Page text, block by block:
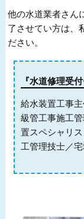
他の水道業者さん
了させてい方は、
ださい。
『水道修理受
給水装置工事
級管工事施工
置スペシャリ
工管理技士／